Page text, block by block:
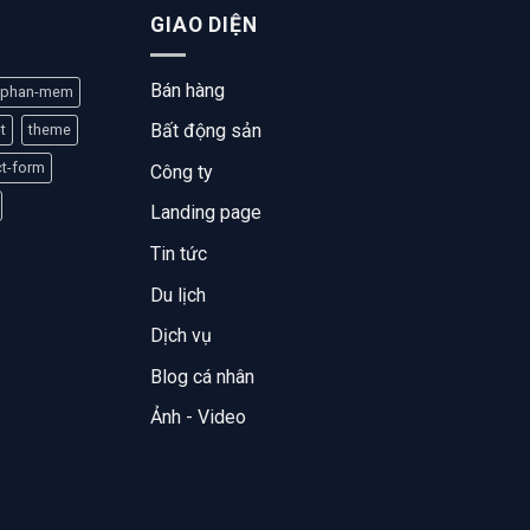
phan-mem
theme
form
GIAO DIỆN
Bán hàng
Bất động sản
Công ty
Landing page
Tin tức
Du lịch
Dịch vụ
Blog cá nhân
Ảnh - Video